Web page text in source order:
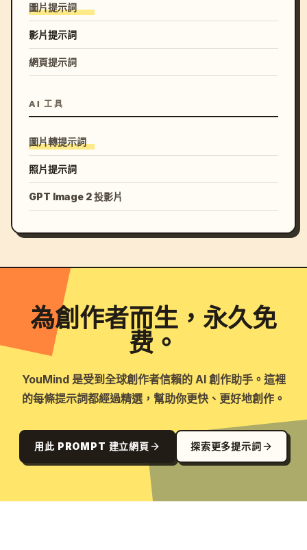
圖片提示詞
影片提示詞
網頁提示詞
AI 工具
圖片轉提示詞
照片提示詞
GPT Image 2 投影片
為創作者而生，永久免
费。
YouMind 是受到全球創作者信賴的 AI 創作助手。這裡
的每條提示詞都經過精選，幫助你更快、更好地創作。
用此 PROMPT 建立網頁 探索更多提示詞